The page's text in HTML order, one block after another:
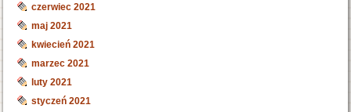
czerwiec 2021
maj 2021
kwiecień 2021
marzec 2021
luty 2021
styczeń 2021